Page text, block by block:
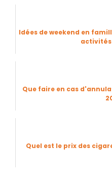
Idées de weekend en
Que faire en cas
Quel est le prix des